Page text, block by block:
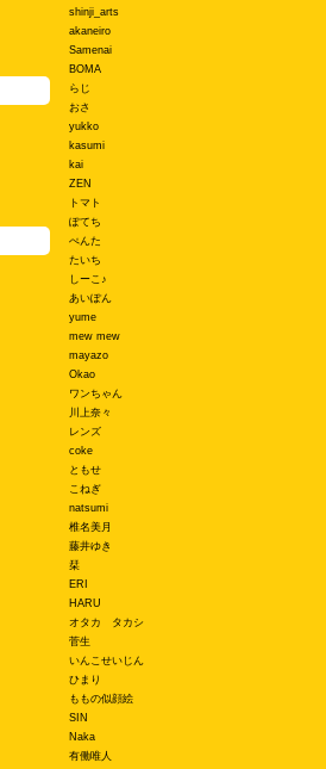
shinji_arts
akaneiro
Samenai
BOMA
らじ
おさ
yukko
kasumi
kai
ZEN
トマト
ぽてち
ぺんた
たいち
しーこ♪
あいぽん
yume
mew mew
mayazo
Okao
ワンちゃん
川上奈々
レンズ
coke
ともせ
こねぎ
natsumi
椎名美月
藤井ゆき
栞
ERI
HARU
オタカ タカシ
菅生
いんこせいじん
ひまり
ももの似顔絵
SIN
Naka
有働唯人